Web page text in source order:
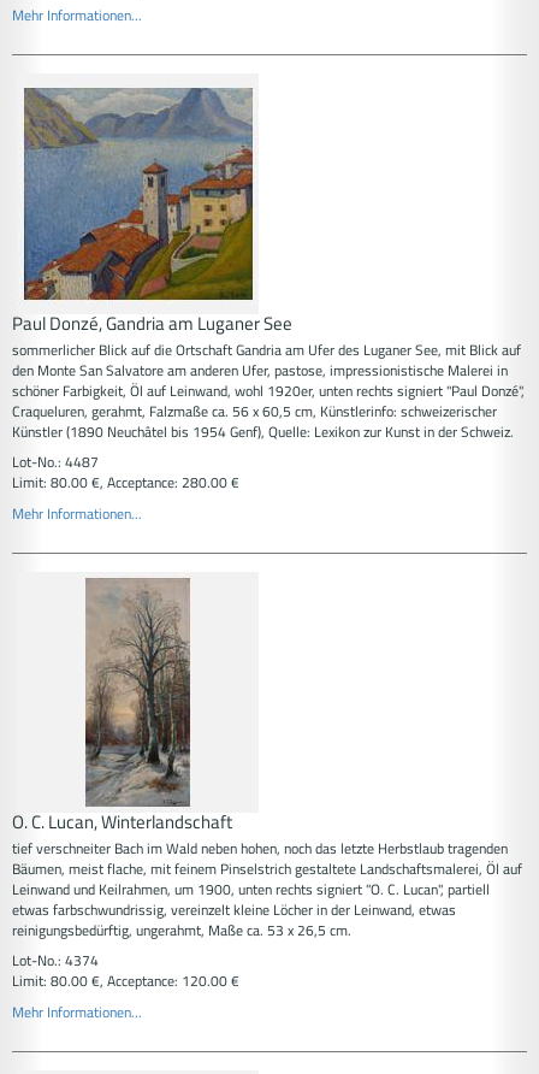
Mehr Informationen...
Paul Donzé, Gandria am Luganer See
sommerlicher Blick auf die Ortschaft Gandria am Ufer des Luganer See, mit Blick auf
den Monte San Salvatore am anderen Ufer, pastose, impressionistische Malerei in
schöner Farbigkeit, Öl auf Leinwand, wohl 1920er, unten rechts signiert "Paul Donzé",
Craqueluren, gerahmt, Falzmaße ca. 56 x 60,5 cm, Künstlerinfo: schweizerischer
Künstler (1890 Neuchâtel bis 1954 Genf), Quelle: Lexikon zur Kunst in der Schweiz.
Lot-No.: 4487
Limit: 80.00 €, Acceptance: 280.00 €
Mehr Informationen...
O. C. Lucan, Winterlandschaft
tief verschneiter Bach im Wald neben hohen, noch das letzte Herbstlaub tragenden
Bäumen, meist flache, mit feinem Pinselstrich gestaltete Landschaftsmalerei, Öl auf
Leinwand und Keilrahmen, um 1900, unten rechts signiert "O. C. Lucan", partiell
etwas farbschwundrissig, vereinzelt kleine Löcher in der Leinwand, etwas
reinigungsbedürftig, ungerahmt, Maße ca. 53 x 26,5 cm.
Lot-No.: 4374
Limit: 80.00 €, Acceptance: 120.00 €
Mehr Informationen...